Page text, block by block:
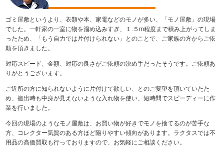
ゴミ屋敷というより、衣類や本、家電などのモノが多い、「モノ屋敷」の現場
でした。一軒家の一室に物を溜め込みすぎ、１.５m程度まで積み上がってしま
ったため、「もう自力では片付けられない」とのことで、ご家族の方からご依
頼を頂きました。
対応スピード、金額、対応の良さがご依頼の決め手だったそうです。ご依頼あ
りがとうございます。
ご近所の方に知られないように片付けて欲しい、とのご要望を頂いていたた
め、搬出時も中身が見えないような入れ物を使い、短時間でスピーディーに作
業を行いました。
今回の現場のようなモノ屋敷は、お買い物が好きでモノを捨てるのが苦手な
方、コレクター気質のある方ほど陥りやすい傾向があります。ラクタスでは不
用品の高価買取も行っておりますので、お気軽にご相談ください。